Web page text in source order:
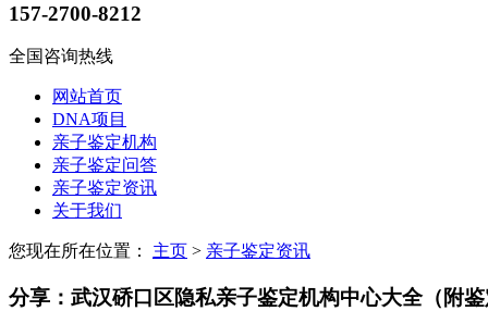
157-2700-8212
全国咨询热线
网站首页
DNA项目
亲子鉴定机构
亲子鉴定问答
亲子鉴定资讯
关于我们
您现在所在位置： 主页 > 亲子鉴定资讯
分享：武汉硚口区隐私亲子鉴定机构中心大全（附